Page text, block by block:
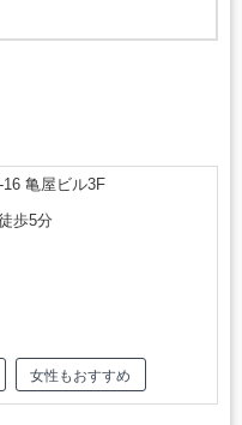
亀屋ビル3F
歩5分
女性もおすすめ